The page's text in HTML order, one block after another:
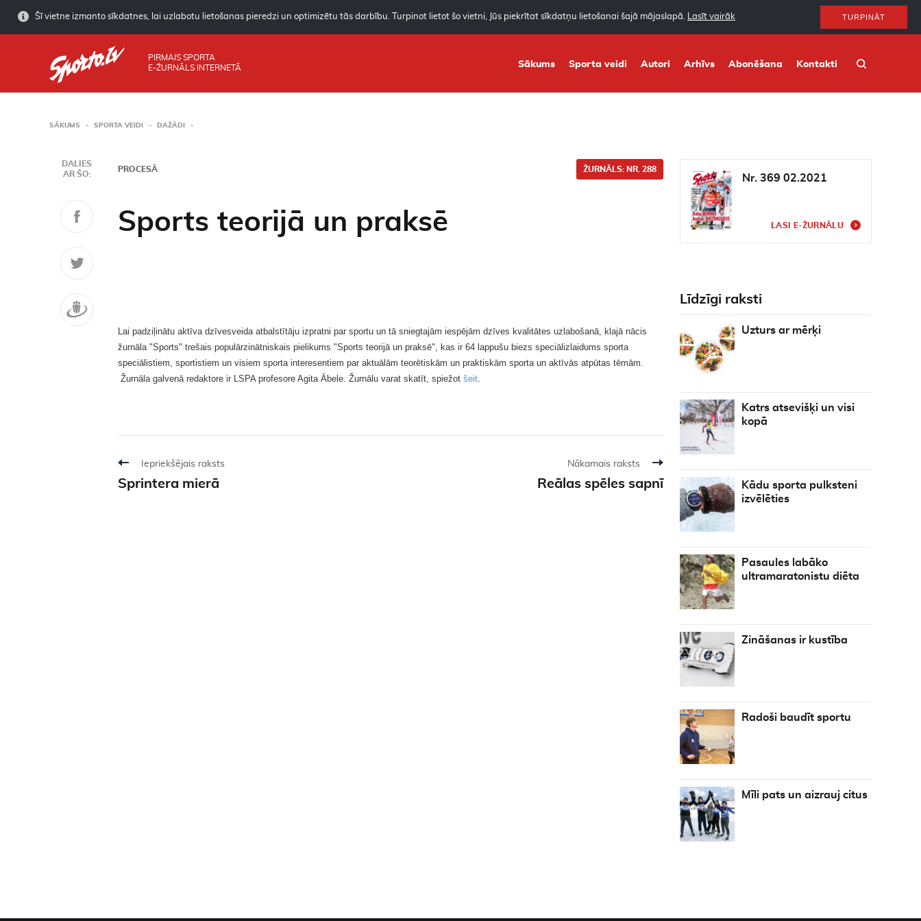
Šī vietne izmanto sīkdatnes, lai uzlabotu lietošanas pieredzi un optimizētu tās darbību. Turpinot lietot šo vietni, Jūs piekrītat sīkdatņu lietošanai šajā mājaslapā. Lasīt vairāk TURPINĀT
PIRMAIS SPORTA
E-ŽURNĀLS INTERNETĀ
Sākums Sporta veidi Autori Arhīvs Abonēšana Kontakti
SĀKUMS SPORTA VEIDI DAŽĀDI
DALIES
AR ŠO:
ŽURNĀLS: NR. 288
PROCESĀ
Sports teorijā un praksē
Lai padziļinātu aktīva dzīvesveida atbalstītāju izpratni par sportu un tā sniegtajām iespējām dzīves kvalitātes uzlabošanā, klajā nācis
žurnāla "Sports" trešais populārzinātniskais pielikums "Sports teorijā un praksē", kas ir 64 lappušu biezs speciālizlaidums sporta
speciālistiem, sportistiem un visiem sporta interesentiem par aktuālām teorētiskām un praktiskām sporta un aktīvās atpūtas tēmām.
Žurnāla galvenā redaktore ir LSPA profesore Agita Ābele. Žurnālu varat skatīt, spiežot šeit.
Iepriekšējais raksts
Sprintera mierā
Nākamais raksts
Reālas spēles sapnī
Nr. 369 02.2021
LASI E-ŽURNĀLU
Līdzīgi raksti
Uzturs ar mērķi
Katrs atsevišķi un visi
kopā
Kādu sporta pulksteni
izvēlēties
Pasaules labāko
ultramaratonistu diēta
Zināšanas ir kustība
Radoši baudīt sportu
Mīli pats un aizrauj citus